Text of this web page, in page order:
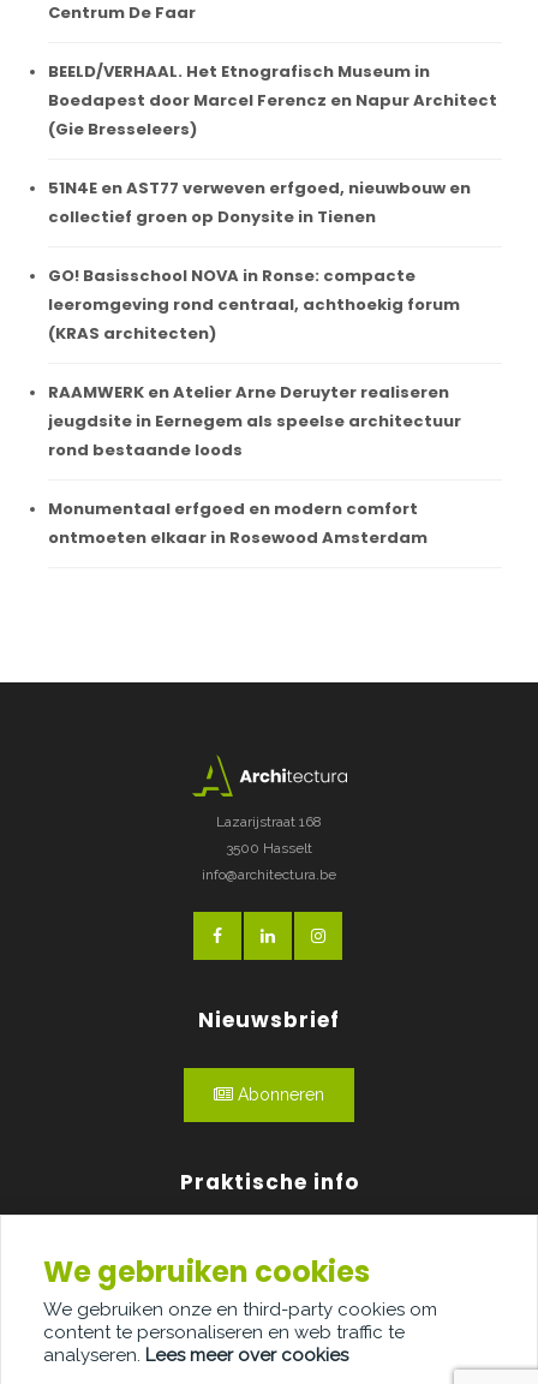
Centrum De Faar
BEELD/VERHAAL. Het Etnografisch Museum in
Boedapest door Marcel Ferencz en Napur Architect
(Gie Bresseleers)
51N4E en AST77 verweven erfgoed, nieuwbouw en
collectief groen op Donysite in Tienen
GO! Basisschool NOVA in Ronse: compacte
leeromgeving rond centraal, achthoekig forum
(KRAS architecten)
RAAMWERK en Atelier Arne Deruyter realiseren
jeugdsite in Eernegem als speelse architectuur
rond bestaande loods
Monumentaal erfgoed en modern comfort
ontmoeten elkaar in Rosewood Amsterdam
Lazarijstraat 168
3500 Hasselt
info@architectura.be
Nieuwsbrief
Abonneren
Praktische info
Over ons
Adverteren
We gebruiken cookies
We gebruiken onze en third-party cookies om
content te personaliseren en web traffic te
analyseren. Lees meer over cookies